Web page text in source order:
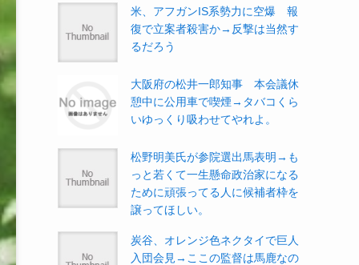
米、アフガンIS系勢力に空爆 報
復で立案者殺害か→反撃は当然す
るだろう
大阪府の松井一郎知事 本会議休
憩中に公用車で喫煙→タバコくら
いゆっくり吸わせてやれよ。
松野明美氏が参院選出馬表明→も
っと若くて一生懸命政治家になる
ために頑張ってる人に候補者枠を
譲ってほしい。
炭谷、オレンジ色ネクタイで巨人
入団会見→ここの監督は馬鹿なの